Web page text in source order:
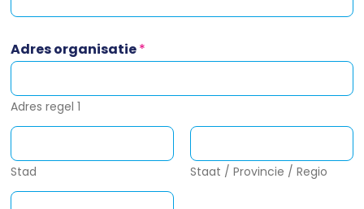
n
s
a
i
e
w
t
b
e
Adres organisatie*
Adres regel 1
Stad Staat / Provincie / Regio